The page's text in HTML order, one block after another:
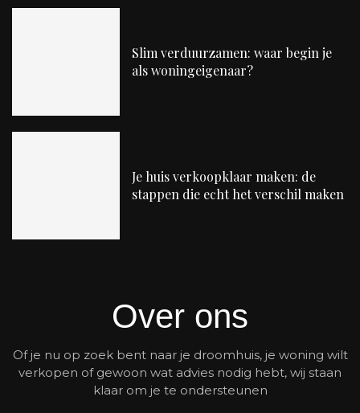
Slim verduurzamen: waar begin je
als woningeigenaar?
Je huis verkoopklaar maken: de
stappen die echt het verschil maken
Over ons
Of je nu op zoek bent naar je droomhuis, je woning wilt
verkopen of gewoon wat advies nodig hebt, wij staan
klaar om je te ondersteunen